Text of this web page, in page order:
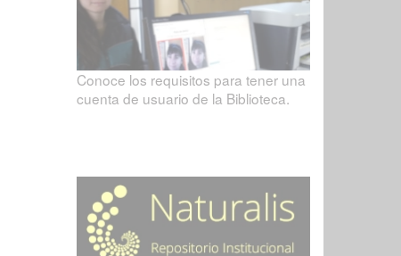
Conoce los requisitos para tener una
cuenta de usuario de la Biblioteca.